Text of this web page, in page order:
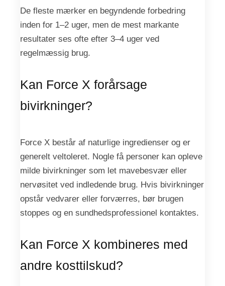
De fleste mærker en begyndende forbedring
inden for 1–2 uger, men de mest markante
resultater ses ofte efter 3–4 uger ved
regelmæssig brug.
Kan Force X forårsage
bivirkninger?
Force X består af naturlige ingredienser og er
generelt veltoleret. Nogle få personer kan opleve
milde bivirkninger som let mavebesvær eller
nervøsitet ved indledende brug. Hvis bivirkninger
opstår vedvarer eller forværres, bør brugen
stoppes og en sundhedsprofessionel kontaktes.
Kan Force X kombineres med
andre kosttilskud?